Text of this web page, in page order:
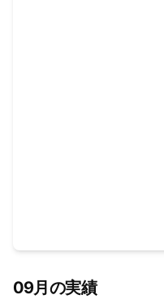
09月の実績